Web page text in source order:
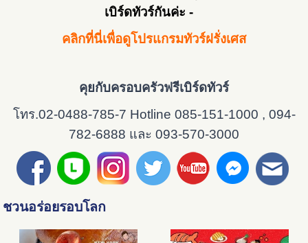
เบิร์ดทัวร์กันค่ะ -
คลิกที่นี่เพื่อดูโปรแกรมทัวร์ฝรั่งเศส
คุยกับครอบครัวฟรีเบิร์ดทัวร์
โทร.02-0488-785-7 Hotline 085-151-1000 , 094-
782-6888 และ 093-570-3000
ชวนอร่อยรอบโลก